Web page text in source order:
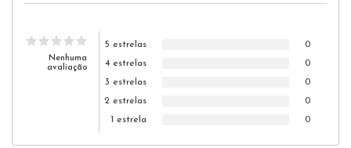
Nenhuma
avaliação
5 estrelas
0
4 estrelas
0
3 estrelas
0
2 estrelas
0
1 estrela
0